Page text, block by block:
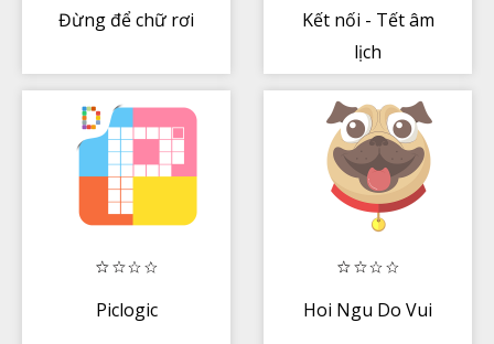
Đừng để chữ rơi
Kết nối - Tết âm
lịch
Piclogic Hoi Ngu Do Vui